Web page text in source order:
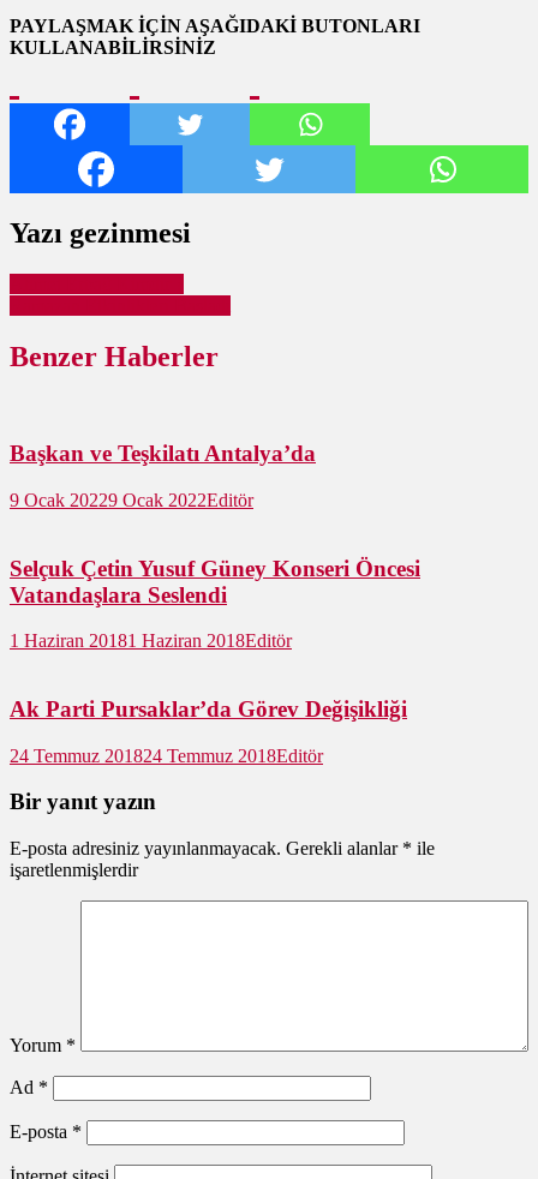
PAYLAŞMAK İÇİN AŞAĞIDAKİ BUTONLARI
KULLANABİLİRSİNİZ
Yazı gezinmesi
Benzer Haberler
Başkan ve Teşkilatı Antalya’da
9 Ocak 20229 Ocak 2022Editör
Selçuk Çetin Yusuf Güney Konseri Öncesi
Vatandaşlara Seslendi
1 Haziran 20181 Haziran 2018Editör
Ak Parti Pursaklar’da Görev Değişikliği
24 Temmuz 201824 Temmuz 2018Editör
Bir yanıt yazın
E-posta adresiniz yayınlanmayacak. Gerekli alanlar * ile
işaretlenmişlerdir
Yorum *
Ad *
E-posta *